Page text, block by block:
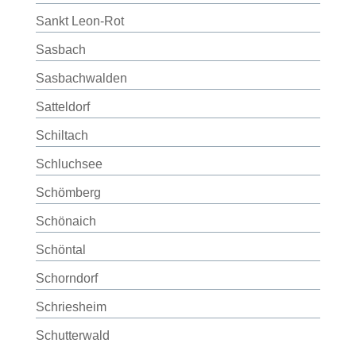
Sankt Leon-Rot
Sasbach
Sasbachwalden
Satteldorf
Schiltach
Schluchsee
Schömberg
Schönaich
Schöntal
Schorndorf
Schriesheim
Schutterwald